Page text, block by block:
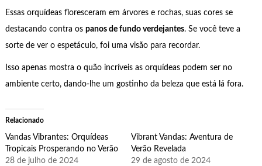
Essas orquídeas floresceram em árvores e rochas, suas cores se
destacando contra os panos de fundo verdejantes. Se você teve a
sorte de ver o espetáculo, foi uma visão para recordar.
Isso apenas mostra o quão incríveis as orquídeas podem ser no
ambiente certo, dando-lhe um gostinho da beleza que está lá fora.
Relacionado
Vandas Vibrantes: Orquídeas
Tropicais Prosperando no Verão
28 de julho de 2024
Vibrant Vandas: Aventura de
Verão Revelada
29 de agosto de 2024